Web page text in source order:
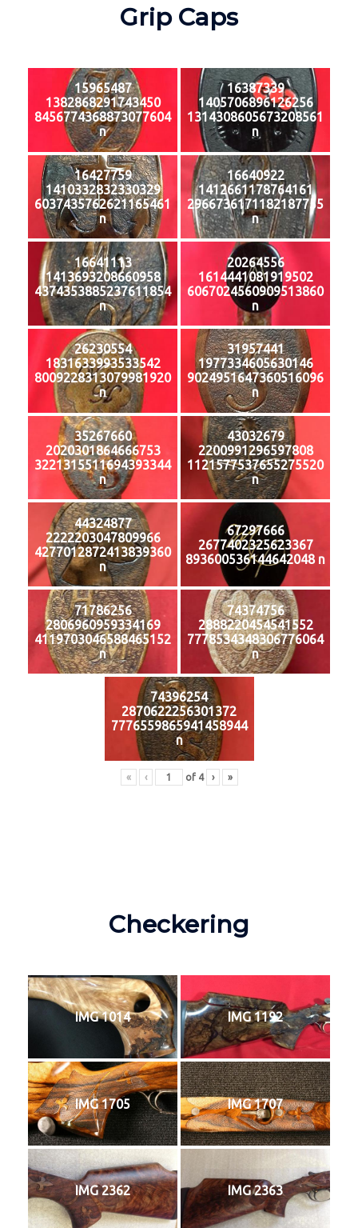
Grip Caps
15965487
1382868291743450
8456774368873077604
n
16387339
1405706896126256
1314308605673208561
n
16427759
1410332832330329
6037435762621165461
n
16640922
1412661178764161
2966736171182187755
n
16641113
1413693208660958
4374353885237611854
n
20264556
1614441081919502
6067024560909513860
n
26230554
1831633993533542
8009228313079981920
n
31957441
1977334605630146
9024951647360516096
n
35267660
2020301864666753
3221315511694393344
n
43032679
2200991296597808
1121577537655275520
n
44324877
2222203047809966
4277012872413839360
n
67297666
2677402325623367
893600536144642048 n
71786256
2806960959334169
4119703046588465152
n
74374756
2888220454541552
7778534348306776064
n
74396254
2870622256301372
7776559865941458944
n
« ‹ of 4 › »
Checkering
IMG 1014 IMG 1192
IMG 1705 IMG 1707
IMG 2362 IMG 2363